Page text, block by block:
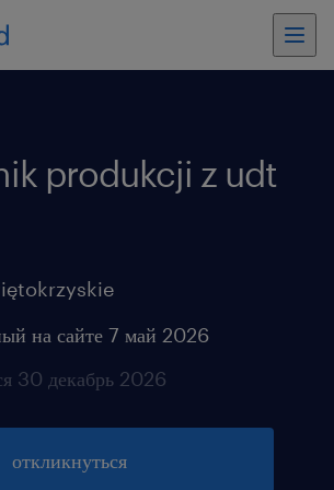
produkcji z udt
на сайте 7 май 2026
30 декабрь 2026
откликнуться